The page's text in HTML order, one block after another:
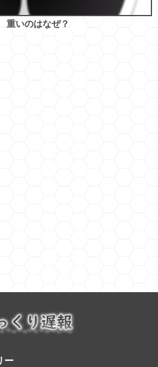
いのはなぜ？
ー